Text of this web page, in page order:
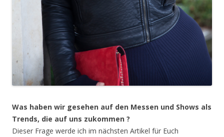
Was haben wir gesehen auf den Messen und Shows als
Trends, die auf uns zukommen ?
Dieser Frage werde ich im nächsten Artikel für Euch